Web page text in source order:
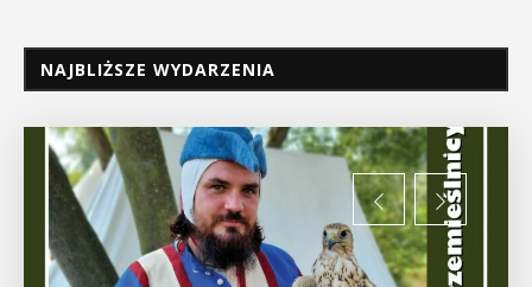
NAJBLIŻSZE WYDARZENIA